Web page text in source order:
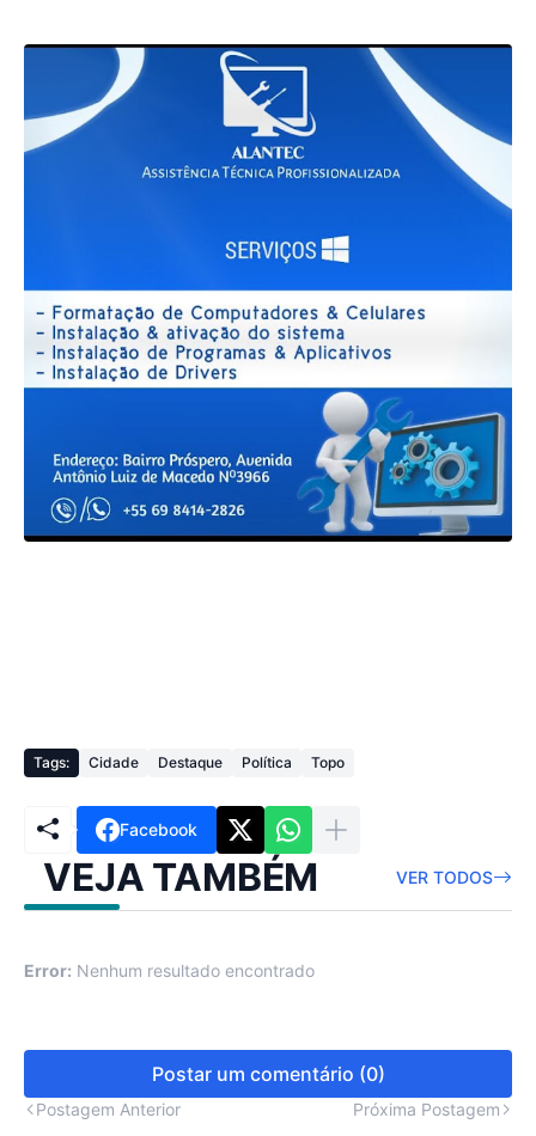
Tags: Cidade Destaque Política Topo
Facebook
VEJA TAMBÉM VER TODOS
Error: Nenhum resultado encontrado
Postar um comentário (0)
Postagem Anterior Próxima Postagem